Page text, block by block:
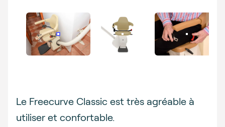
Description
Le Freecurve Classic est très agréable à
utiliser et confortable.